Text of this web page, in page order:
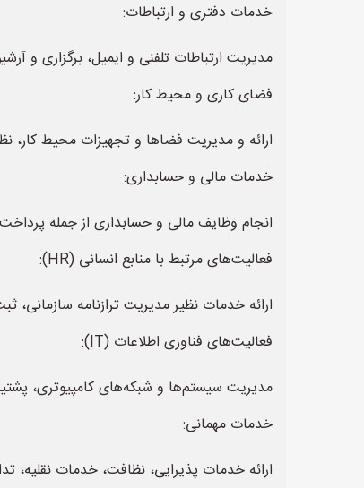
خدمات دفتری و ارتباطات:
مدیریت ارتباطات تلفنی و ایمیل، برگزاری و
فضای کاری و محیط کار:
ارائه و مدیریت فضاها و تجهیزات محیط
خدمات مالی و حسابداری:
انجام وظایف مالی و حسابداری از جمله
فعالیت‌های مرتبط با منابع انسانی (HR):
ارائه خدمات نظیر مدیریت ترازنامه
فعالیت‌های فناوری اطلاعات (IT):
مدیریت سیستم‌ها و شبکه‌های کامپیوتری،
خدمات مهمانی:
ارائه خدمات پذیرایی، نظافت، خدمات نقلیه،